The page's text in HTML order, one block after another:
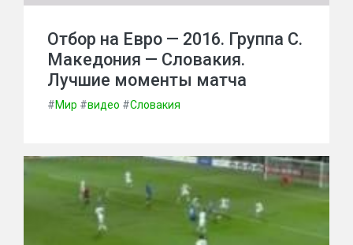
Отбор на Евро — 2016. Группа С.
Македония — Словакия.
Лучшие моменты матча
#Мир #видео #Словакия